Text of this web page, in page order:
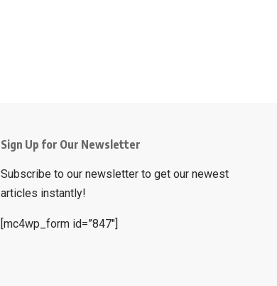
Sign Up for Our Newsletter
Subscribe to our newsletter to get our newest
articles instantly!
[mc4wp_form id=”847″]